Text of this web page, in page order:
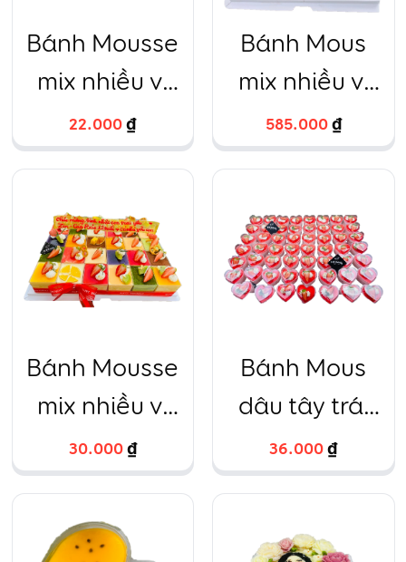
Bánh Mousse
mix nhiều vị
khay vuông
22.000₫
Bánh Mous
mix nhiều vị
theo yêu cầu
585.000₫
Bánh Mousse
mix nhiều vị
vuông
30.000₫
Bánh Mous
dâu tây trái
tim nhỏ
36.000₫